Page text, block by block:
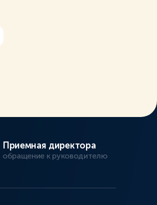
Приемная директора
обращение к руководителю